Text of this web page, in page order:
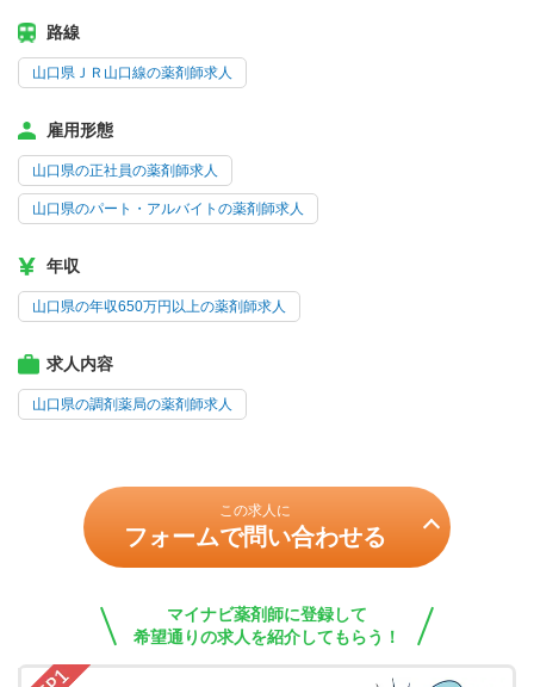
路線
山口県ＪＲ山口線の薬剤師求人
雇用形態
山口県の正社員の薬剤師求人
山口県のパート・アルバイトの薬剤師求人
年収
山口県の年収650万円以上の薬剤師求人
求人内容
山口県の調剤薬局の薬剤師求人
この求人に
フォームで問い合わせる
マイナビ薬剤師に登録して
希望通りの求人を紹介してもらう！